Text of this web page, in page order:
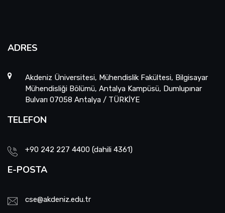
ADRES
Akdeniz Üniversitesi, Mühendislik Fakültesi, Bilgisayar
Mühendisliği Bölümü, Antalya Kampüsü, Dumlupınar
Bulvarı 07058 Antalya / TÜRKİYE
TELEFON
+90 242 227 4400 (dahili 4361)
E-POSTA
cse@akdeniz.edu.tr